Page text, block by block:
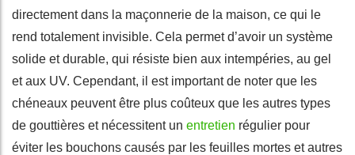
directement dans la maçonnerie de la maison, ce qui le
rend totalement invisible. Cela permet d’avoir un système
solide et durable, qui résiste bien aux intempéries, au gel
et aux UV. Cependant, il est important de noter que les
chéneaux peuvent être plus coûteux que les autres types
de gouttières et nécessitent un entretien régulier pour
éviter les bouchons causés par les feuilles mortes et autres